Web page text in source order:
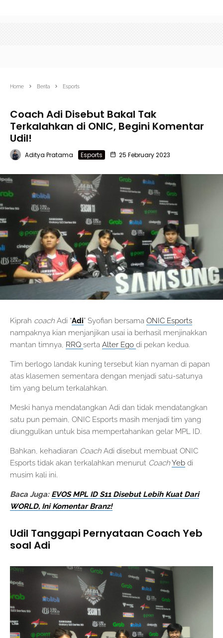
Home Berita Esports
Coach Adi Disebut Bakal Tak
Terkalahkan di ONIC, Begini Komentar
Udil!
Aditya Pratama Esports 25 February 2023
Kiprah coach Adi “Adi” Syofian bersama ONIC Esports
nampaknya kian menjanjikan usai ia berhasil menjinakkan
mantan timnya, RRQ serta Alter Ego di pekan kedua.
Tim berlogo landak kuning tersebut kian nyaman di papan
atas klasemen sementara dengan menjadi satu-satunya
tim yang belum terkalahkan.
Meski hanya mendatangkan Adi dan tidak mendatangkan
satu pun pemain, ONIC Esports masih menjadi tim yang
diunggulkan untuk bisa mempertahankan gelar MPL ID.
Bahkan, kehadiaran Coach Adi disebut membuat ONIC
Esports tidak akan terkalahkan menurut CoachYeb di
musim kali ini.
Baca Juga: EVOS MPL ID S11 Disebut Lebih Kuat Dari
WORLD, Ini Komentar Branz!
Udil Tanggapi Pernyataan Coach Yeb
soal Adi